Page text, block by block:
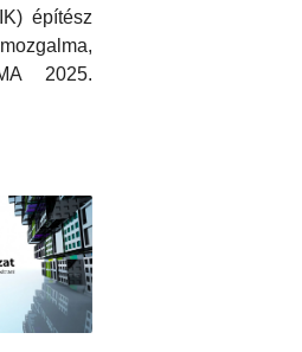
építész
2025.